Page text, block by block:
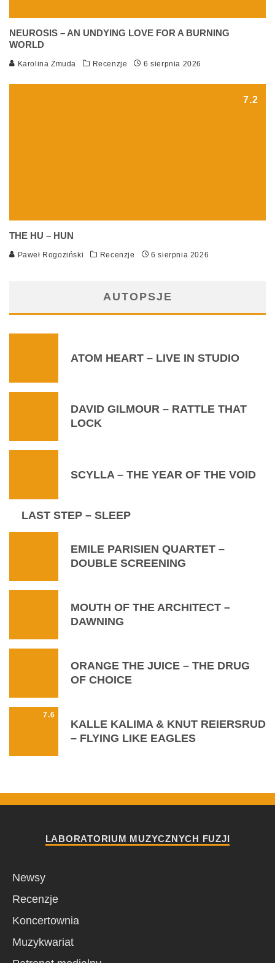
NEUROSIS – AN UNDYING LOVE FOR A BURNING
WORLD
Karolina Żmuda Recenzje 6 sierpnia 2026
7.2
THE HU – HUN
Paweł Rogoziński Recenzje 6 sierpnia 2026
AUTOPSJE
ATOM HEART – LIVE IN STUDIO
DAVID GILMOUR – RATTLE THAT
LOCK
SCYLLA – THE YEAR OF THE VOID
LAST STEP – SLEEP
EMILE PARISIEN QUARTET –
DOUBLE SCREENING
MOUTH OF THE ARCHITECT –
DAWNING
ORANGE THE JUICE – THE DRUG
OF CHOICE
7.6
KALLE KALIMA & KNUT REIERSRUD
– FLYING LIKE EAGLES
LABORATORIUM MUZYCZNYCH FUZJI
Newsy
Recenzje
Koncertownia
Muzykwariat